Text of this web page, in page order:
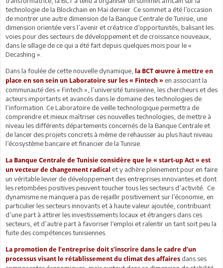
technologie de la Blockchain en Mai dernier. Ce sommet a été l’occasion
de montrer une autre dimension de la Banque Centrale de Tunisie, une
dimension orientée vers l’avenir et créatrice d’opportunités, balisant les
voies pour des secteurs de développement et de croissance nouveaux,
dans le sillage de ce qui a été fait depuis quelques mois pour le «
Decashing ».
Dans la foulée de cette nouvelle dynamique,
la BCT œuvre à mettre en
place en son sein un Laboratoire sur les « Fintech » en associant la
communauté des « Fintech », l’université tunisienne, les chercheurs et des
acteurs importants et avancés dans le domaine des technologies de
l’information. Ce Laboratoire de veille technologique permettra de
comprendre et mieux maîtriser ces nouvelles technologies, de mettre à
niveau les différents départements concernés de la Banque Centrale et
de lancer des projets concrets à même de rehausser au plus haut niveau
l’écosystème bancaire et financier de la Tunisie.
La Banque Centrale de Tunisie considère que le « start-up Act » est
un vecteur de changement radical et y adhère pleinement pour en faire
un véritable levier de développement des entreprises innovantes et dont
les retombées positives peuvent toucher tous les secteurs d’activité. Ce
dynamisme ne manquera pas de rejaillir positivement sur l’économie, en
particulier les secteurs innovants et à haute valeur ajoutée, contribuant
d’une part à attirer les investissements locaux et étrangers dans ces
secteurs, et d’autre part à favoriser l’emploi et ralentir un tant soit peu la
fuite des compétences tunisiennes.
La promotion de l’entreprise doit s’inscrire dans le cadre d’un
processus visant le rétablissement du climat des affaires dans ses